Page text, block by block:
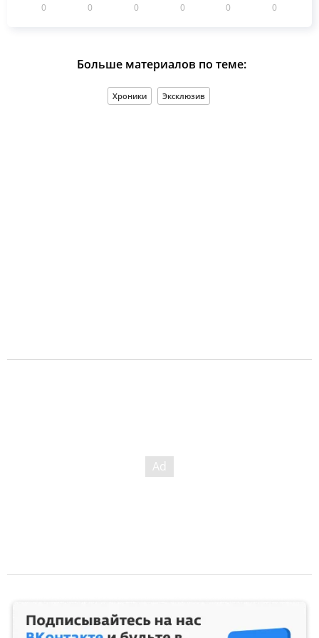
0 0 0 0 0 0
Больше материалов по теме:
Хроники Эксклюзив